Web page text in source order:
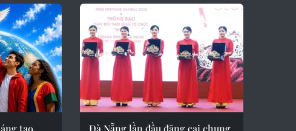
tạo
Đà Nẵng lần đầu đăng cai chung